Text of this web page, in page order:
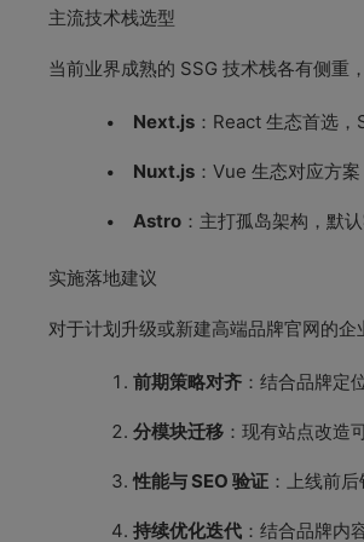
主流技术栈选型
当前业界成熟的 SSG 技术栈各有侧重
Next.js ：React 生态首选
Nuxt.js ：Vue 生态对应方
Astro ：主打孤岛架构，默
实施落地建议
对于计划升级或新建高端品牌官网的企
前期策略对齐 ：结合品牌定
分模块迁移 ：现有站点改造
性能与 SEO 验证 ：上线前
持续优化迭代 ：结合品牌内